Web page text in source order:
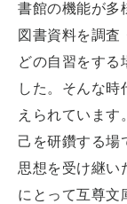
書館の機能が多
図書資料を調査
どの自習をする
した。そんな時
えられています
己を研鑽する場
思想を受け継い
にとって互尊文